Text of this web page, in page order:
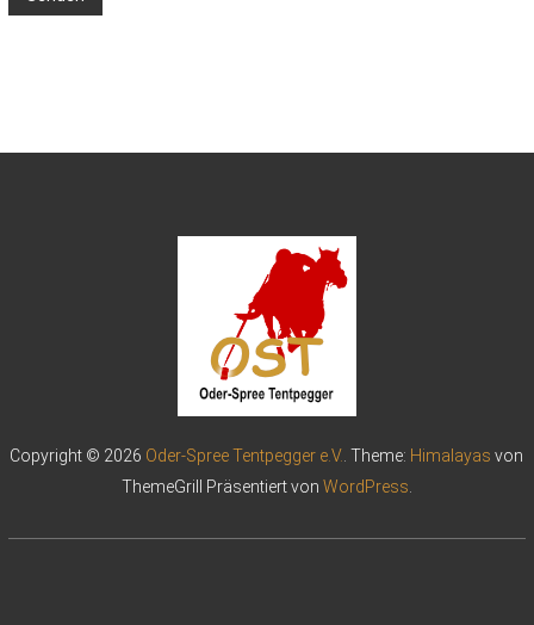
Copyright © 2026 Oder-Spree Tentpegger e.V. . Theme: Himalayas von
ThemeGrill Präsentiert von WordPress